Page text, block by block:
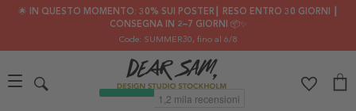
🌟 IN QUESTO MOMENTO: 30% SUI POSTER┃ RESO ENTRO 30 GIORNI ┃
CONSEGNA IN 2–7 GIORNI 📦✨
Code: SUMMER30, fino al 6/8